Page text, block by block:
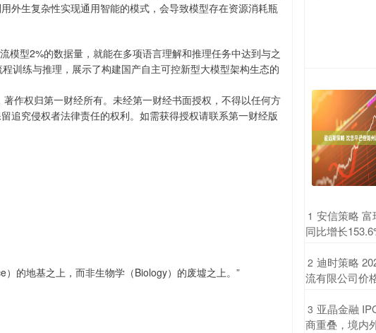
外生复杂性实现通用智能的模式，会导致模型存在资源消耗瓶
模型2%的数据量，就能在多项语言理解和推理任务中达到与之
训练与推理，展示了构建国产自主可控新型大模型架构生态的
作权归第一财经所有。未经第一财经书面授权，不得以任何方
追究侵权者法律责任的权利。如需获得授权请联系第一财经版
的地基之上，而非生物学（Biology）的废墟之上。”
1 安信策略 富
同比增长
2 迪时策略
流有限公司价
3 亚晶金融
商重叠，境内